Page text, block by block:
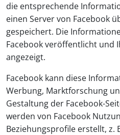
die entsprechende
einen Server von Facebook
gespeichert. Die
Facebook veröffentlicht und
angezeigt.
Facebook kann diese
Werbung, Marktforschung
Gestaltung der Facebook-
werden von Facebook
Beziehungsprofile erstellt, z.